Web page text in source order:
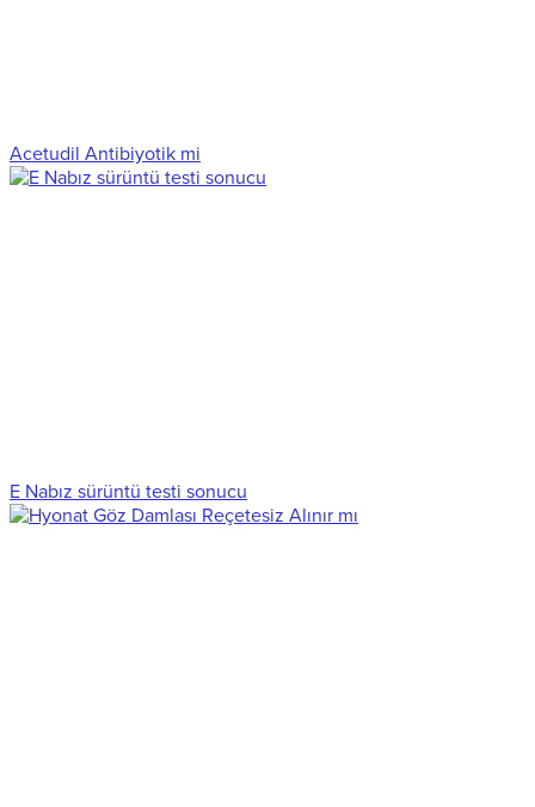
Acetudil Antibiyotik mi
E Nabız sürüntü testi sonucu